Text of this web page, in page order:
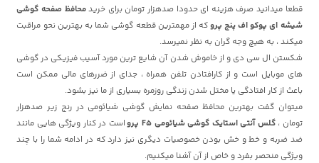
قطعا میدانید صرف هزینه ای حدودا صدهزار تومان برای خریدمحافظ صفحه گوشی
شیشه ای پوکو اف پنج پروکه از مهمترین قطعه گوشی شما به بهترین نحو مراقبت
میکند ، به هیچ وجه گران به نظر نمیرسد.
شکستن ال سی دی و از خاموش شدن آن شایع ترین مورد آسیب فیزیکی در گوشی
های موبایل است و از کارافتادن تلفن همراه ، جدای از ضررهای مالی ممکن است
باعث از کار افتادگی یا مختل شدن زندگی روزمره بسیاری از ما نیز بشود.
میتوان گفت بهترین محافظ صفحه نمایش گوشی شیائومی در رنج زیر صدهزار
تومان ،گلس آنتی استایک گوشی شیائومی F5 پرو
است در کنار ویژگی هایی مانند
ضد ضربه و خط و خش بودن خصوصیات دیگری نیز دارد که در ادامه شما را با چند
ویژگی منحصر بفرد و خاص از آن آشنا میکنیم.